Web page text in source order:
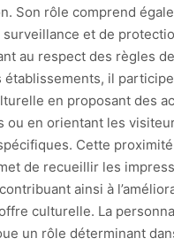
Son rôle comprend
et de
au respect des règles
établissements, il
en proposant des
ou en orientant les
Cette
de recueillir les
ainsi à
culturelle. La
un rôle déterminant